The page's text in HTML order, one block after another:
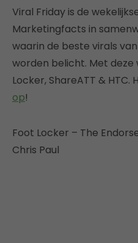
Viral Friday is de
Marketingfacts in
waarin de beste virals
worden belicht. Met deze
Locker, ShareATT & HTC.
op!
Foot Locker – The
Chris Paul